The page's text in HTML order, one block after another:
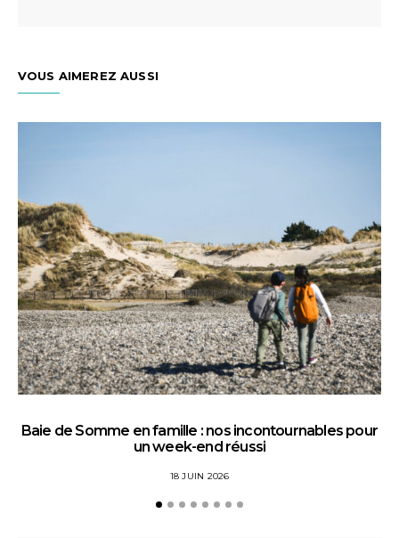
VOUS AIMEREZ AUSSI
Baie de Somme en famille : nos incontournables pour
un week-end réussi
18 JUIN 2026